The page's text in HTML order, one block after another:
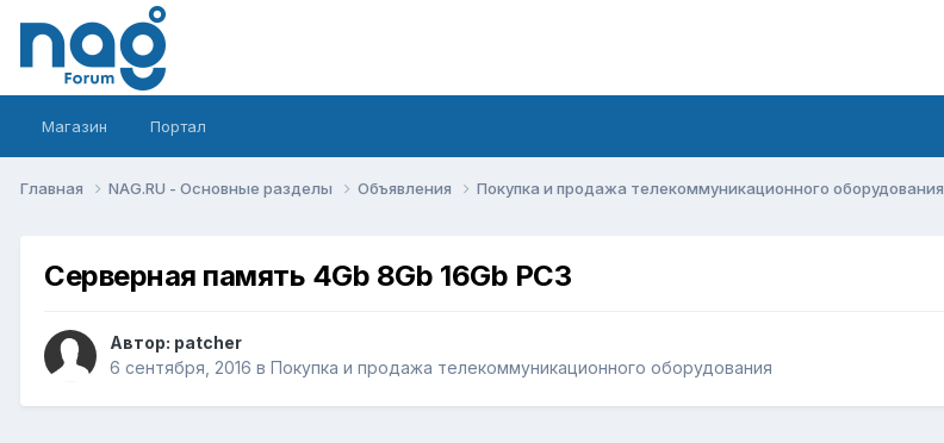
Магазин Портал
Главная NAG.RU - Основные разделы Объявления Покупка и продажа телекоммуникационного оборудования
Cерверная память 4Gb 8Gb 16Gb PC3
Автор: patcher
6 сентября, 2016 в Покупка и продажа телекоммуникационного оборудования